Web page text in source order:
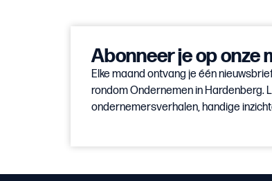
Abonneer je op onze
Elke maand ontvang je één
rondom Ondernemen in Hardenberg.
ondernemersverhalen, handige